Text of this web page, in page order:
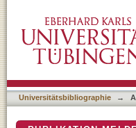
Universitätsbibliographie →